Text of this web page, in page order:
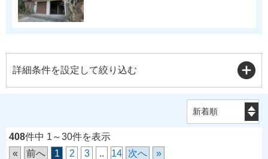
詳細条件を設定して絞り込む
408件中 1～30件を表示
«
前へ 1 2 3 .. 14 次へ »